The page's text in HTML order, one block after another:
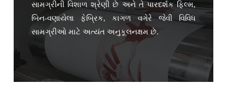
સામગ્રીની વિશાળ શ્રેણી છે અને તે પારદર્શક ફિલ્મ,
બિન-વણાયેલા ફેબ્રિક, કાગળ વગેરે જેવી વિવિધ
સામગ્રીઓ માટે અત્યંત અનુકૂલનક્ષમ છે.